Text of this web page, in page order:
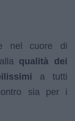
nel cuore di
qualità dei
a tutti
sia per i